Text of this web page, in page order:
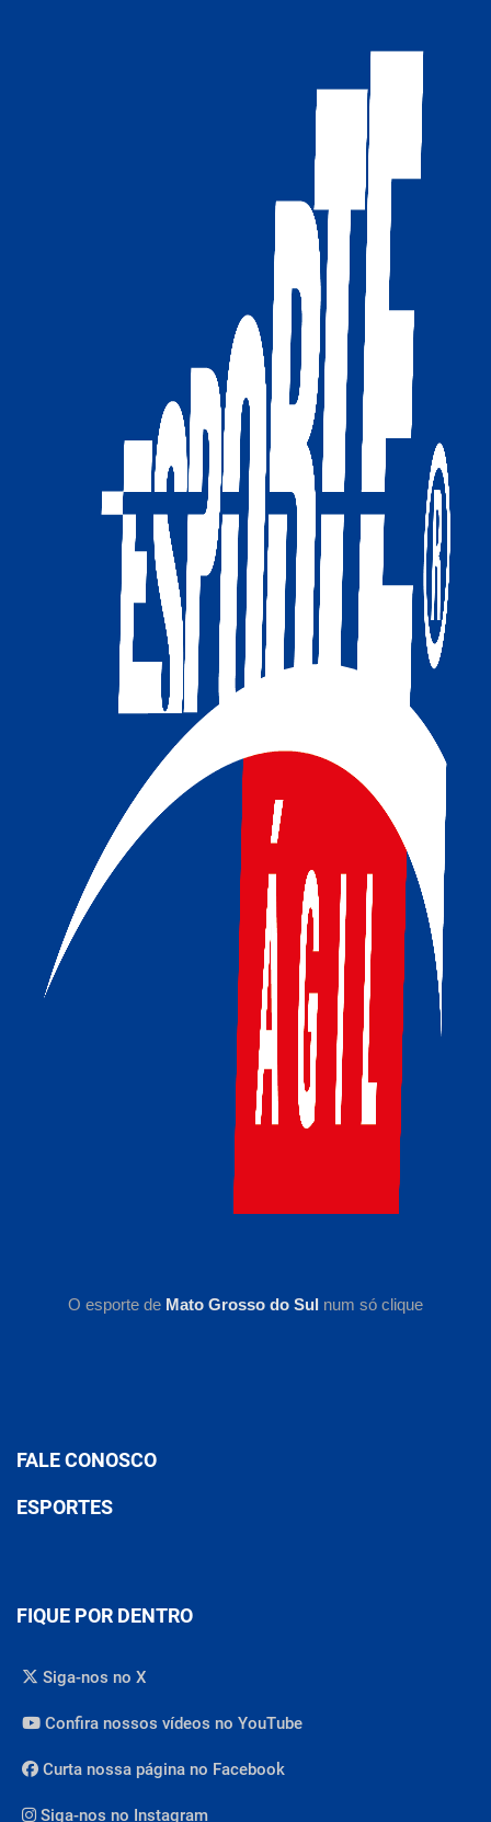
O esporte de Mato Grosso do Sul num só clique
FALE CONOSCO
ESPORTES
FIQUE POR DENTRO
Siga-nos no X
Confira nossos vídeos no YouTube
Curta nossa página no Facebook
Siga-nos no Instagram